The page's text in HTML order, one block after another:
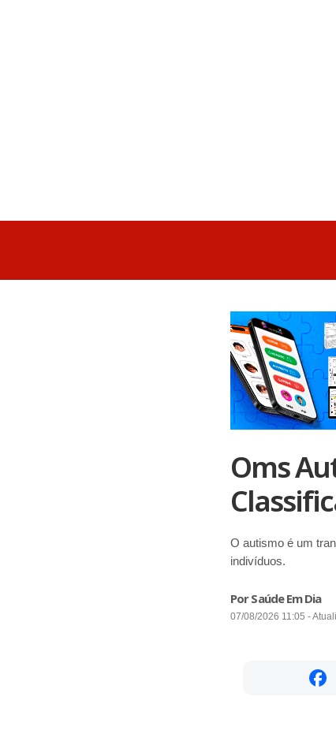
Oms
O autismo é um
indivíduos.
Por Saúde Em Dia
07/08/2026 11:05 -